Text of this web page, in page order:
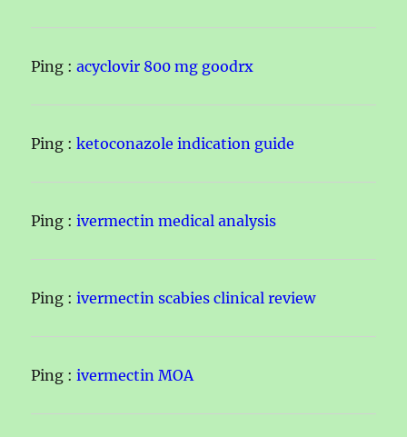
Ping :acyclovir 800 mg goodrx
Ping :ketoconazole indication guide
Ping :ivermectin medical analysis
Ping :ivermectin scabies clinical review
Ping :ivermectin MOA